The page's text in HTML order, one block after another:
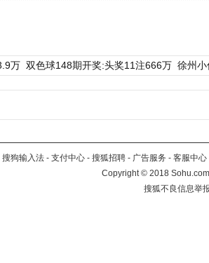
万 双色球148期开奖:头奖11注666万 徐州
搜狗输入法 - 支付中心 - 搜狐招聘 - 广告服务 - 客服中心
Copyright©2018
搜狐不良信息举